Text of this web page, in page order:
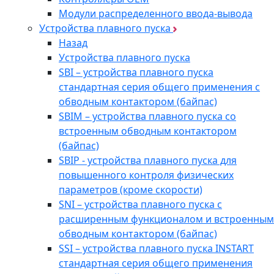
Модули распределенного ввода-вывода
Устройства плавного пуска
Назад
Устройства плавного пуска
SBI – устройства плавного пуска
стандартная серия общего применения с
обводным контактором (байпас)
SBIM – устройства плавного пуска со
встроенным обводным контактором
(байпас)
SBIP - устройства плавного пуска для
повышенного контроля физических
параметров (кроме скорости)
SNI – устройства плавного пуска с
расширенным функционалом и встроенным
обводным контактором (байпас)
SSI – устройства плавного пуска INSTART
стандартная серия общего применения